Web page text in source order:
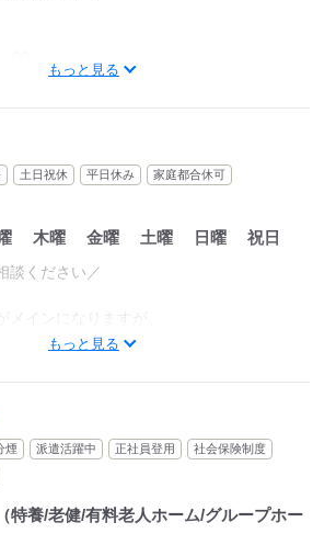
～翌5：00）は割り増し
タッフからの申し送り
居者の健康チェック
食事介助 食後に、服薬介助や口腔ケア
活支援 入浴介助・機能訓練
もっと見る
土日祝休 平日休み
家庭都合休可
木曜 金曜 土曜 日曜 祝日
談ください／
ム、固定休など
もっと見る
煙 派遣活躍中 正社員登用
社会保険制度
特養/老健/有料老人ホーム/グループホー